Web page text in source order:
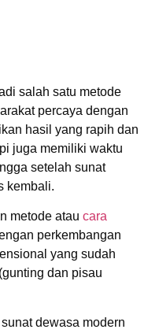
salah satu metode
percaya dengan
hasil yang rapih dan
juga memiliki waktu
setelah sunat
kembali.
metode atau cara
perkembangan
yang sudah
dan pisau
dewasa modern